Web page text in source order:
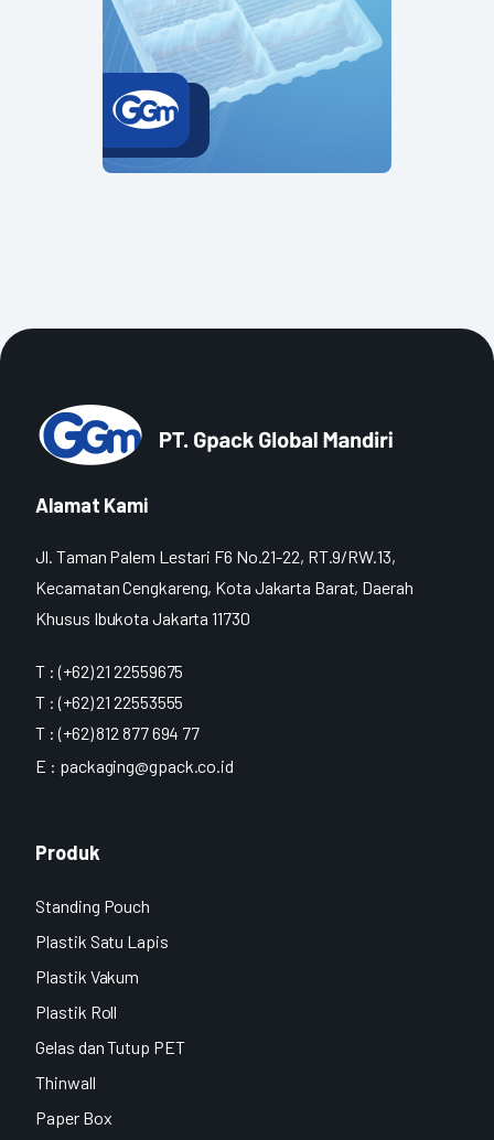
Alamat Kami
Jl. Taman Palem Lestari F6 No.21-22, RT.9/RW.13,
Kecamatan Cengkareng, Kota Jakarta Barat, Daerah
Khusus Ibukota Jakarta 11730
T : (+62) 21 22559675
T : (+62) 21 22553555
T : (+62) 812 877 694 77
E : packaging@gpack.co.id
Produk
Standing Pouch
Plastik Satu Lapis
Plastik Vakum
Plastik Roll
Gelas dan Tutup PET
Thinwall
Paper Box